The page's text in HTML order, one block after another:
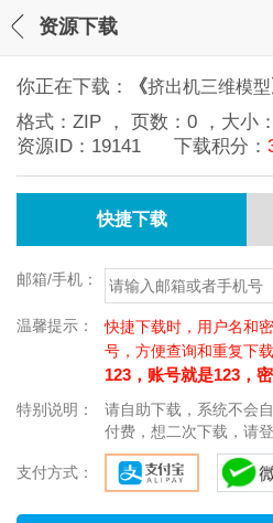
资源下载
你正在下载： 《挤出机三维模型
格式： ZIP ， 页数： 0 ，大小：
资源ID： 19141 下载积分：
快捷下载
邮箱/手机：
温馨提示：
快捷下载时，用户名和
号，方便查询和重复下
123，账号就是123，密
特别说明：
请自助下载，系统不会
付费，想二次下载，请
支付方式：